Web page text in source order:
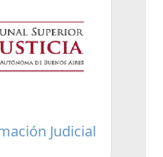
Judicial